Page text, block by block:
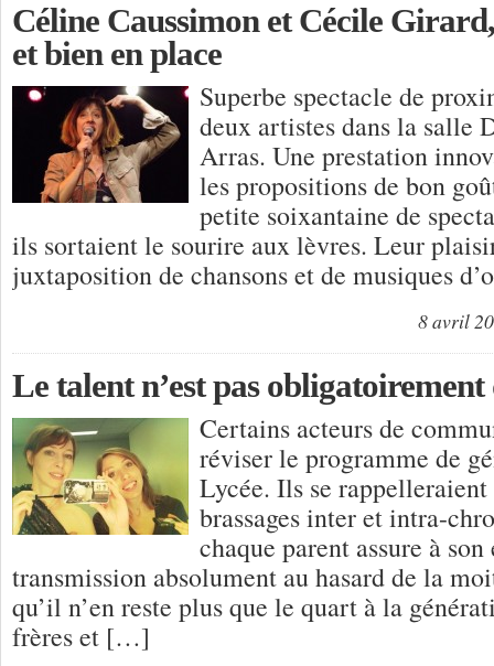
Céline Caussimon et Cécile
et bien en place
Superbe spectacle de
deux artistes dans la salle
Arras. Une prestation
les propositions de bon
petite soixantaine de
ils sortaient le sourire aux lèvres. Leur
juxtaposition de chansons et de musiques
8 avril
Le talent n’est pas
Certains acteurs de
réviser le programme de
Lycée. Ils se rappelleraient
brassages inter et intra-
chaque parent assure à
transmission absolument au hasard de la
qu’il n’en reste plus que le quart à la
frères et […]